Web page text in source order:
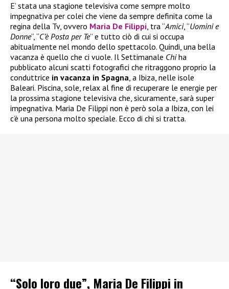
E’ stata una stagione televisiva come sempre molto
impegnativa per colei che viene da sempre definita come la
regina della Tv, ovvero Maria De Filippi, tra “Amici, “Uomini e
Donne“, “C’è Posta per Te” e tutto ciò di cui si occupa
abitualmente nel mondo dello spettacolo. Quindi, una bella
vacanza è quello che ci vuole. Il Settimanale Chiha
pubblicato alcuni scatti fotografici che ritraggono proprio la
conduttrice in vacanza in Spagna, a Ibiza, nelle isole
Baleari. Piscina, sole, relax al fine di recuperare le energie per
la prossima stagione televisiva che, sicuramente, sarà super
impegnativa. Maria De Filippi non è però sola a Ibiza, con lei
c’è una persona molto speciale. Ecco di chi si tratta.
“Solo loro due”, Maria De Filippi in